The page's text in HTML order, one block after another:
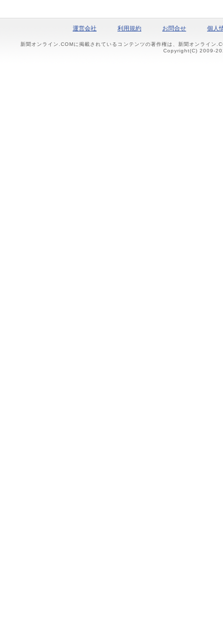
運営会社 利用規約 お問合せ 個人
新聞オンライン.COMに掲載されているコンテンツの著作権は、新聞オンライン
Copyright(C) 2009-